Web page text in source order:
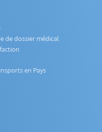
de dossier médical
en Pays